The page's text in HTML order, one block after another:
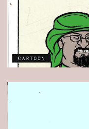
CARTOON